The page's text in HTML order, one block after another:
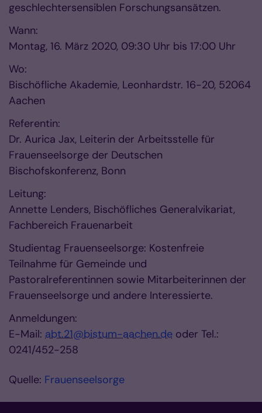
geschlechtersensiblen Forschungsansätzen.
Wann:
Montag, 16. März 2020, 09:30 Uhr bis 17:00 Uhr
Wo:
Bischöfliche Akademie, Leonhardstr. 16-20, 52064
Aachen
Referentin:
Dr. Aurica Jax, Leiterin der Arbeitsstelle für
Frauenseelsorge der Deutschen
Bischofskonferenz, Bonn
Leitung:
Annette Lenders, Bischöfliches Generalvikariat,
Fachbereich Frauenarbeit
Studientag Frauenseelsorge: Kostenfreie
Teilnahme für Gemeinde und
Pastoralreferentinnen sowie Mitarbeiterinnen der
Frauenseelsorge und andere Interessierte.
Anmeldungen:
E-Mail: abt.21@bistum-aachen.de oder Tel.:
0241/452-258
Quelle: Frauenseelsorge